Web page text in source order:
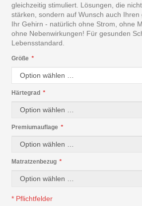
gleichzeitig stimuliert. Lösungen, die
stärken, sondern auf Wunsch auch Ihren
Ihr Gehirn - natürlich ohne Strom, ohne
ohne Nebenwirkungen! Für gesunden
Lebensstandard.
*
Größe
*
Härtegrad
*
Premiumauflage
*
Matratzenbezug
* Pflichtfelder